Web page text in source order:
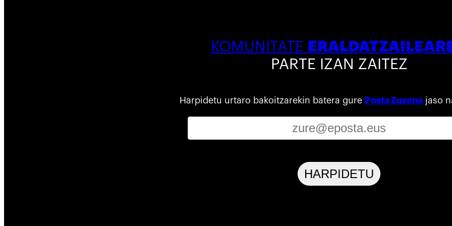
KOMUNITATE
PARTE IZAN ZAITEZ
Harpidetu urtaro bakoitzarekin batera gure Posta Zuzena jaso
HARPIDETU